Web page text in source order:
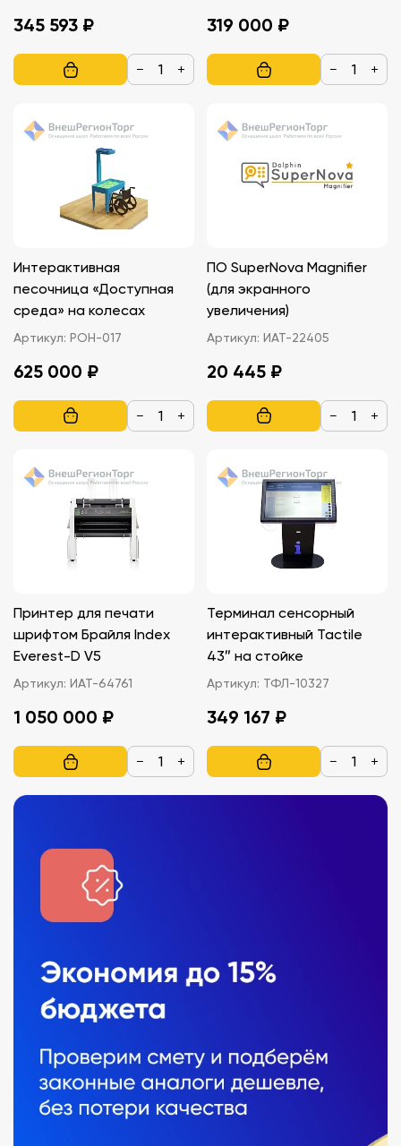
345 593 ₽
− +
319 000 ₽
− +
Интерактивная
песочница «Доступная
среда» на колесах
Артикул: РОН-017
625 000 ₽
− +
ПО SuperNova Magnifier
(для экранного
увеличения)
Артикул: ИАТ-22405
20 445 ₽
− +
Принтер для печати
шрифтом Брайля Index
Everest-D V5
Артикул: ИАТ-64761
1 050 000 ₽
− +
Терминал сенсорный
интерактивный Tactile
43″ на стойке
Артикул: ТФЛ-10327
349 167 ₽
− +